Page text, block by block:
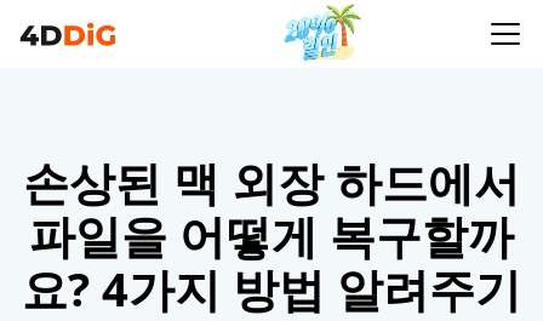
손상된 맥 외장 하드에서
파일을 어떻게 복구할까
요? 4가지 방법 알려주기